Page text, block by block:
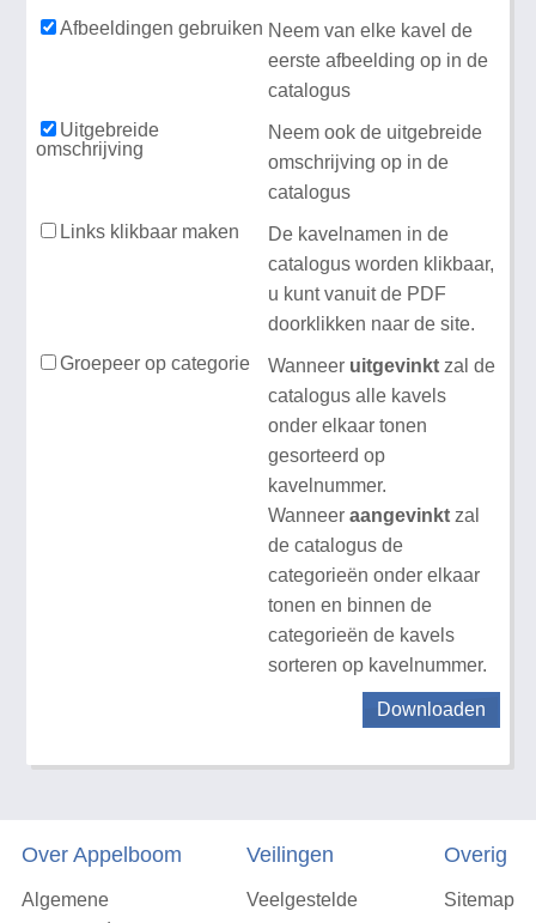
Afbeeldingen gebruiken Neem van elke kavel de
eerste afbeelding op in de
catalogus
Uitgebreide
omschrijving
Neem ook de uitgebreide
omschrijving op in de
catalogus
Links klikbaar maken
De kavelnamen in de
catalogus worden klikbaar,
u kunt vanuit de PDF
doorklikken naar de site.
Groepeer op categorie
Wanneer uitgevinkt zal de
catalogus alle kavels
onder elkaar tonen
gesorteerd op
kavelnummer.
Wanneer aangevinkt zal
de catalogus de
categorieën onder elkaar
tonen en binnen de
categorieën de kavels
sorteren op kavelnummer.
Downloaden
Over Appelboom
Algemene
Veilingen
Veelgestelde
Overig
Sitemap